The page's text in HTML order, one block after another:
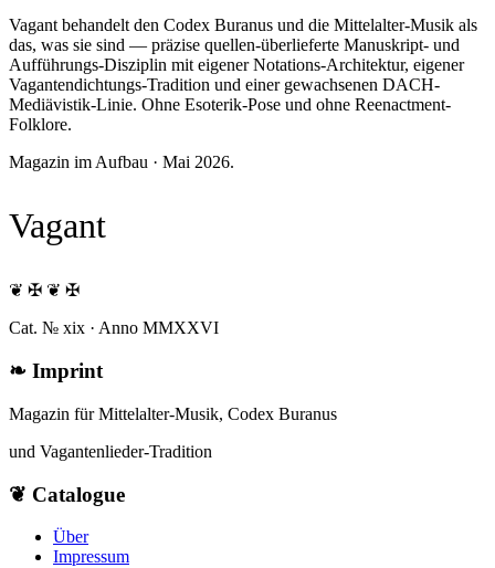
Vagant behandelt den Codex Buranus und die Mittelalter-Musik als
das, was sie sind — präzise quellen-überlieferte Manuskript- und
Aufführungs-Disziplin mit eigener Notations-Architektur, eigener
Vagantendichtungs-Tradition und einer gewachsenen DACH-
Mediävistik-Linie. Ohne Esoterik-Pose und ohne Reenactment-
Folklore.
Magazin im Aufbau · Mai 2026.
Vagant
❦ ✠ ❦ ✠
Cat. № xix · Anno MMXXVI
❧ Imprint
Magazin für Mittelalter-Musik, Codex Buranus
und Vagantenlieder-Tradition
❦ Catalogue
Über
Impressum